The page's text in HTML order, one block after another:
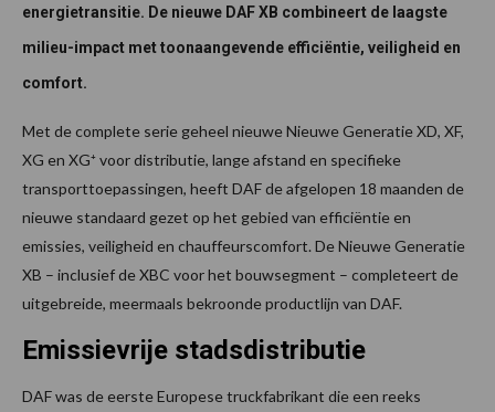
energietransitie. De nieuwe DAF XB combineert de laagste
milieu-impact met toonaangevende efficiëntie, veiligheid en
comfort.
Met de complete serie geheel nieuwe Nieuwe Generatie XD, XF,
XG en XG⁺ voor distributie, lange afstand en specifieke
transporttoepassingen, heeft DAF de afgelopen 18 maanden de
nieuwe standaard gezet op het gebied van efficiëntie en
emissies, veiligheid en chauffeurscomfort. De Nieuwe Generatie
XB – inclusief de XBC voor het bouwsegment – completeert de
uitgebreide, meermaals bekroonde productlijn van DAF.
Emissievrije stadsdistributie
DAF was de eerste Europese truckfabrikant die een reeks